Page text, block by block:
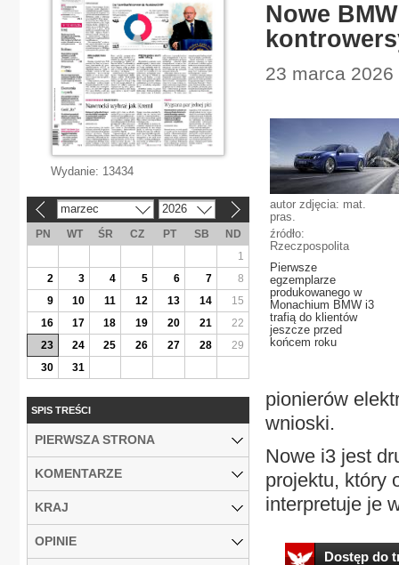
Nowe
23 marca
autor zdjęcia: mat.
pras.
źródło:
Rzeczpospolita
Pierwsze
egzemplarze
produkowanego w
Monachium BMW i3
trafią do klientów
jeszcze przed
końcem roku
pionierów
wnioski.
Nowe i3 jest
projektu, który
interpretuje je
Dostęp do
Wydanie: 13434
marzec 2026
PN WT ŚR CZ PT SB
ND
1
2
3 4 5 6 7
8
9
10 11 12 13 14
15
16
17 18 19 20 21
22
23
24 25 26 27 28
29
30
31
SPIS TREŚCI
PIERWSZA STRONA
KOMENTARZE
KRAJ
OPINIE